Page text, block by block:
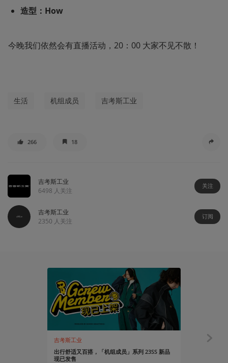
造型：How
今晚我们依然会有直播活动，20：00 大家不见不散！
生活 机组成员 吉考斯工业
266 18
吉考斯工业
6498 人关注
关注
吉考斯工业
2350 人关注
订阅
吉考斯工业
出行舒适又百搭，「机组成员」系列 23SS 新品
现已发售
吉考斯工业